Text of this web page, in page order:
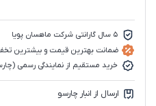
5 سال گارانتی شرکت ماهسان پویا
ضمانت بهترین قیمت و بیشترین
خرید مستقیم از نمایندگی رسمی
ارسال از انبار چارسو